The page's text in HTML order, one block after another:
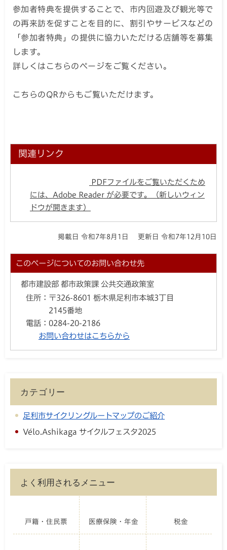
参加者特典を提供することで、市内回遊及び観光等で
の再来訪を促すことを目的に、割引やサービスなどの
「参加者特典」の提供に協力いただける店舗等を募集
します。
詳しくはこちらのページをご覧ください。
こちらのQRからもご覧いただけます。
関連リンク
PDFファイルをご覧いただくため
には、Adobe Reader が必要です。（新しいウィン
ドウが開きます）
掲載日 令和7年8月1日 更新日 令和7年12月10日
このページについてのお問い合わせ先
都市建設部 都市政策課 公共交通政策室
住所： 〒326-8601 栃木県足利市本城3丁目
2145番地
電話： 0284-20-2186
お問い合わせはこちらから
カテゴリー
足利市サイクリングルートマップのご紹介
Vélo.Ashikaga サイクルフェスタ2025
よく利用されるメニュー
戸籍・住民票 医療保険・年金 税金